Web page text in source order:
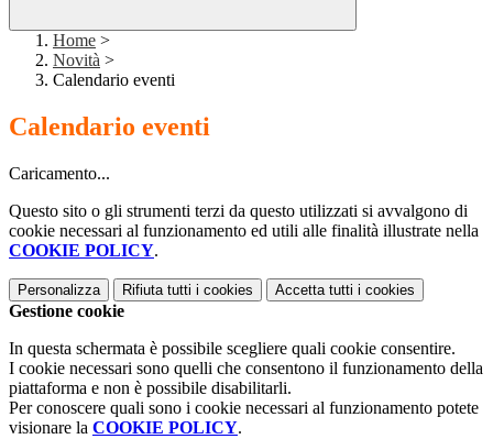
Home >
Novità >
Calendario eventi
Calendario eventi
Caricamento...
Questo sito o gli strumenti terzi da questo utilizzati si avvalgono di
cookie necessari al funzionamento ed utili alle finalità illustrate nella
COOKIE POLICY.
Personalizza Rifiuta tutti i cookies Accetta tutti i cookies
Gestione cookie
In questa schermata è possibile scegliere quali cookie consentire.
I cookie necessari sono quelli che consentono il funzionamento della
piattaforma e non è possibile disabilitarli.
Per conoscere quali sono i cookie necessari al funzionamento potete
visionare la COOKIE POLICY.